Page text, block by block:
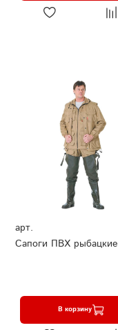
арт.
Сапоги ПВХ рыбацкие
В корзину